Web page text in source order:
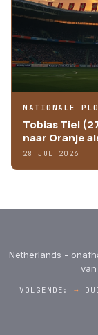
NATIONALE
Tobias Tiel
naar Oranje
28 JUL 2026
Netherlands -
VOLGENDE:→